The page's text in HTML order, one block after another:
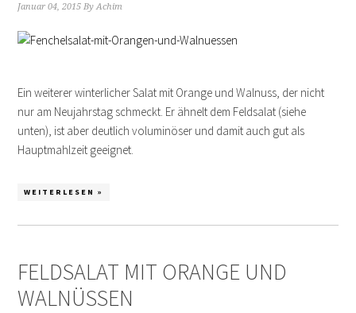
Januar 04, 2015 ByAchim
Ein weiterer winterlicher Salat mit Orange und Walnuss, der nicht
nur am Neujahrstag schmeckt. Er ähnelt dem Feldsalat (siehe
unten), ist aber deutlich voluminöser und damit auch gut als
Hauptmahlzeit geeignet.
WEITERLESEN »
FELDSALAT MIT ORANGE UND
WALNÜSSEN